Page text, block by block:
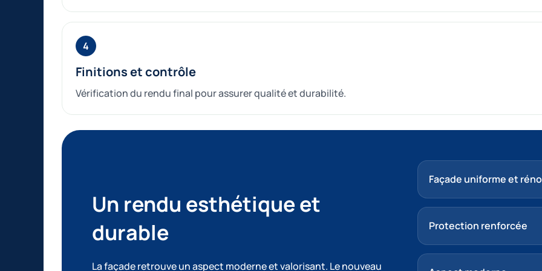
Finitions et contrôle
Vérification du rendu final pour assurer qualité et durabilité.
Un rendu esthétique et
durable
La façade retrouve un aspect moderne et valorisant. Le nouveau
Façade uniforme et
Protection renforcée